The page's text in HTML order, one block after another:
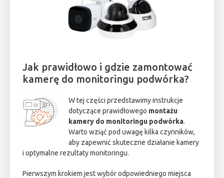
Jak prawidłowo i gdzie zamontować
kamerę do monitoringu podwórka?
W tej części przedstawimy instrukcje
dotyczące prawidłowego montażu
kamery do monitoringu podwórka.
Warto wziąć pod uwagę kilka czynników,
aby zapewnić skuteczne działanie kamery
i optymalne rezultaty monitoringu.
Pierwszym krokiem jest wybór odpowiedniego miejsca